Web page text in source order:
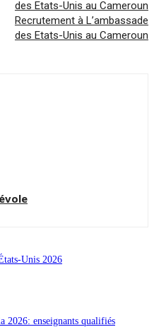
Recrutement à L’ambassade
des Etats-Unis au Cameroun
Unis 2026
2026: enseignants qualifiés